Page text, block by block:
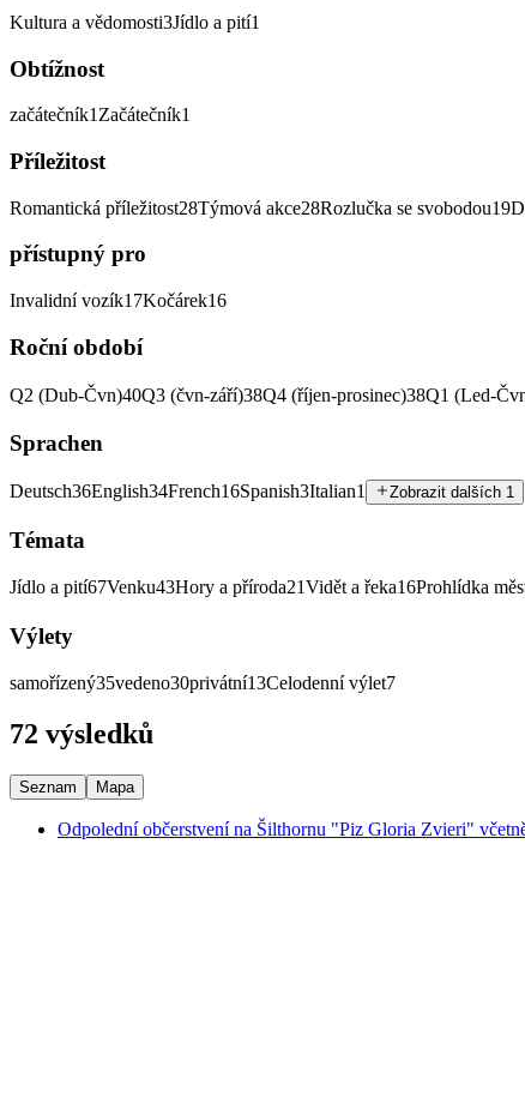
Kultura a vědomosti3Jídlo a pití1
Obtížnost
začátečník1 Začátečník1
Příležitost
Romantická příležitost28Týmová akce28Rozlučka se svobodou19
přístupný pro
Invalidní vozík17Kočárek16
Roční období
Q2 (Dub-Čvn)40Q3 (čvn-září)38Q4 (říjen-prosinec)38Q1 (Led-
Sprachen
Deutsch36English34French16Spanish3Italian1 Zobrazit dalších 1
Témata
Jídlo a pití67Venku43Hory a příroda21Vidět a řeka16Prohlídka
Výlety
samořízený35vedeno30privátní13Celodenní výlet7
72 výsledků
Seznam Mapa
Odpolední občerstvení na Šilthornu "Piz Gloria Zvieri"